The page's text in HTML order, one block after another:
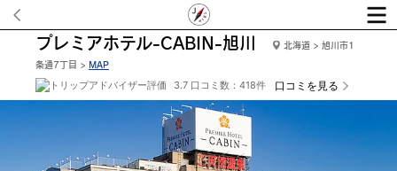
プレミアホテル-CABIN-旭川 北海道 > 旭川市1
条通7丁目 > MAP
3.7 口コミ数：418件 口コミを見る